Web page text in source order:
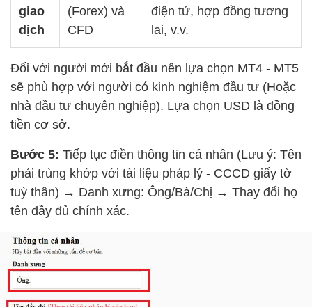
giao
dịch
(Forex) và
CFD
điện tử, hợp đồng tương
lai, v.v.
Đối với người mới bắt đầu nên lựa chọn MT4 - MT5
sẽ phù hợp với người có kinh nghiệm đầu tư (Hoặc
nhà đầu tư chuyên nghiệp). Lựa chọn USD là đồng
tiền cơ sở.
Bước 5: Tiếp tục điền thông tin cá nhân (Lưu ý: Tên
phải trùng khớp với tài liệu pháp lý - CCCD giấy tờ
tuỳ thân) → Danh xưng: Ông/Bà/Chị → Thay đổi họ
tên đầy đủ chính xác.